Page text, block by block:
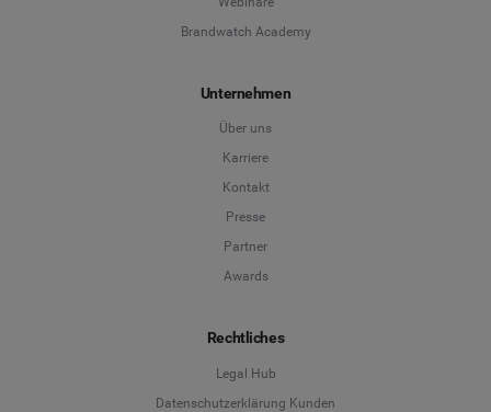
Brandwatch Academy
Unternehmen
Über uns
Karriere
Kontakt
Presse
Partner
Awards
Rechtliches
Legal Hub
Datenschutzerklärung Kunden